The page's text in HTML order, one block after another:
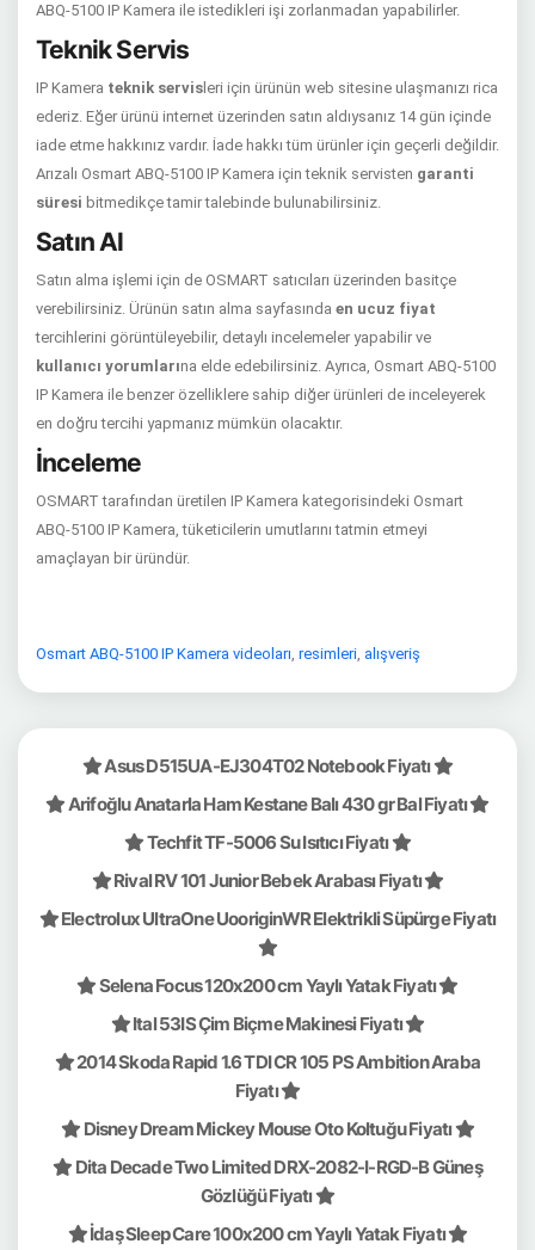
ABQ-5100 IP Kamera ile istedikleri işi zorlanmadan yapabilirler.
Teknik Servis
IP Kamera teknik servis leri için ürünün web sitesine ulaşmanızı rica
ederiz. Eğer ürünü internet üzerinden satın aldıysanız 14 gün içinde
iade etme hakkınız vardır. İade hakkı tüm ürünler için geçerli değildir.
Arızalı Osmart ABQ-5100 IP Kamera için teknik servisten garanti
süresi bitmedikçe tamir talebinde bulunabilirsiniz.
Satın Al
Satın alma işlemi için de OSMART satıcıları üzerinden basitçe
verebilirsiniz. Ürünün satın alma sayfasında en ucuz fiyat
tercihlerini görüntüleyebilir, detaylı incelemeler yapabilir ve
kullanıcı yorumlarına elde edebilirsiniz. Ayrıca, Osmart ABQ-5100
IP Kamera ile benzer özelliklere sahip diğer ürünleri de inceleyerek
en doğru tercihi yapmanız mümkün olacaktır.
İnceleme
OSMART tarafından üretilen IP Kamera kategorisindeki Osmart
ABQ-5100 IP Kamera, tüketicilerin umutlarını tatmin etmeyi
amaçlayan bir üründür.
Osmart ABQ-5100 IP Kamera videoları, resimleri, alışveriş
Asus D515UA-EJ304T02 Notebook Fiyatı
Arifoğlu Anatarla Ham Kestane Balı 430 gr Bal Fiyatı
Techfit TF-5006 Su Isıtıcı Fiyatı
Rival RV 101 Junior Bebek Arabası Fiyatı
Electrolux UltraOne UooriginWR Elektrikli Süpürge Fiyatı
Selena Focus 120x200 cm Yaylı Yatak Fiyatı
Ital 53IS Çim Biçme Makinesi Fiyatı
2014 Skoda Rapid 1.6 TDI CR 105 PS Ambition Araba
Fiyatı
Disney Dream Mickey Mouse Oto Koltuğu Fiyatı
Dita Decade Two Limited DRX-2082-I-RGD-B Güneş
Gözlüğü Fiyatı
İdaş Sleep Care 100x200 cm Yaylı Yatak Fiyatı